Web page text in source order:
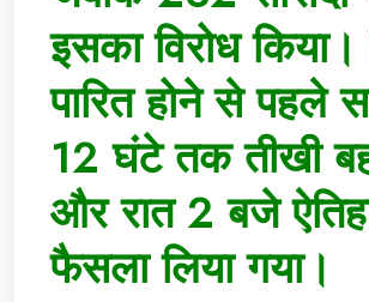
इसका विरोध
पारित होने से पहले
12 घंटे तक तीखी
और रात 2 बजे
फैसला लिया गया।